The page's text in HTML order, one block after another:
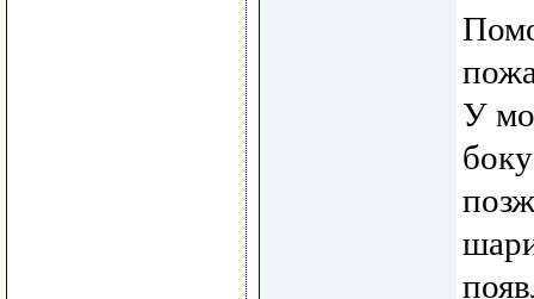
У